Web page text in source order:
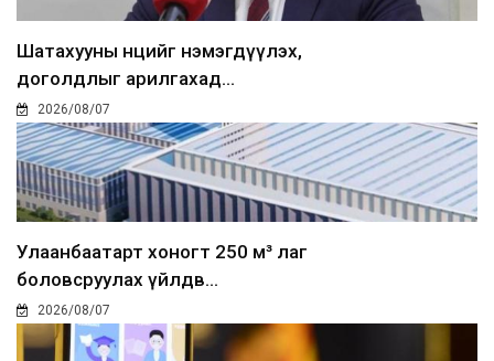
Шатахууны нөөцийг нэмэгдүүлэх,
доголдлыг арилгахад...
2026/08/07
Улаанбаатарт хоногт 250 м³ лаг
боловсруулах үйлдв...
2026/08/07